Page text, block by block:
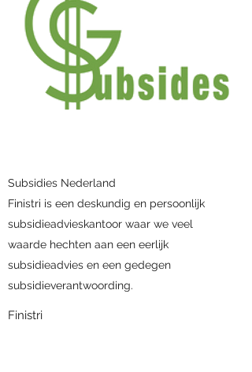
Subsidies Nederland
Finistri is een deskundig en persoonlijk
subsidieadvieskantoor waar we veel
waarde hechten aan een eerlijk
subsidieadvies en een gedegen
subsidieverantwoording.
Finistri